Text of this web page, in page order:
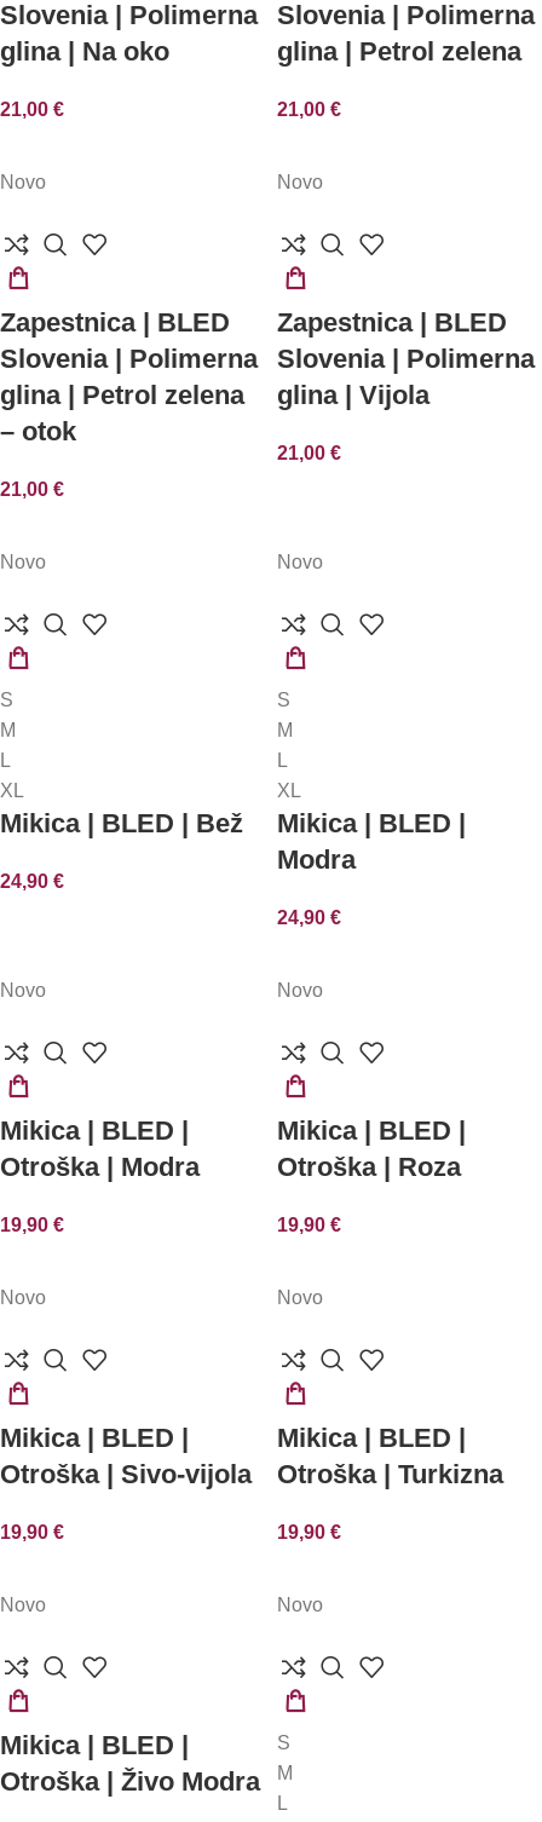
KOŠARICO
Slovenia | Polimerna
glina | Na oko
21,00 €
Slovenia | Polimerna
glina | Petrol zelena
21,00 €
Novo
V
KOŠARICO
Zapestnica | BLED
Slovenia | Polimerna
glina | Petrol zelena
– otok
21,00 €
Novo
MOŽNOSTI
Zapestnica | BLED
Slovenia | Polimerna
glina | Vijola
21,00 €
Novo
MOŽNOSTI
S
M
L
XL
Mikica | BLED | Bež
24,90 €
Novo
MOŽNOSTI
S
M
L
XL
Mikica | BLED |
Modra
24,90 €
Novo
MOŽNOSTI
Mikica | BLED |
Otroška | Modra
19,90 €
Novo
MOŽNOSTI
Mikica | BLED |
Otroška | Roza
19,90 €
Novo
MOŽNOSTI
Mikica | BLED |
Otroška | Sivo-vijola
19,90 €
Novo
MOŽNOSTI
Mikica | BLED |
Otroška | Turkizna
19,90 €
Novo
MOŽNOSTI
Mikica | BLED |
Otroška | Živo Modra
Novo
MOŽNOSTI
S
M
L